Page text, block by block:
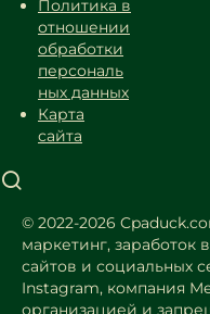
Политика в
отношении
обработки
персональ
ных данных
Карта
сайта
© 2022-2026
маркетинг, заработок
сайтов и социальных
Instagram, компания
организацией и